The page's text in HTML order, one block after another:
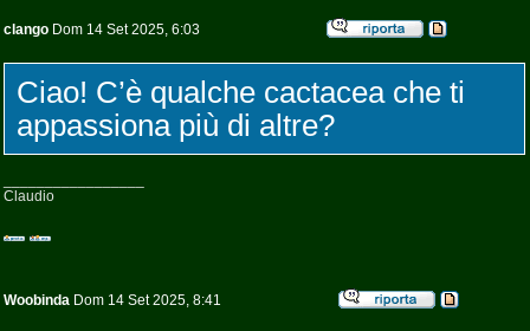
clango Dom 14 Set 2025, 6:03
Ciao! C’è qualche cactacea che ti
appassiona più di altre?
Claudio
Woobinda Dom 14 Set 2025, 8:41